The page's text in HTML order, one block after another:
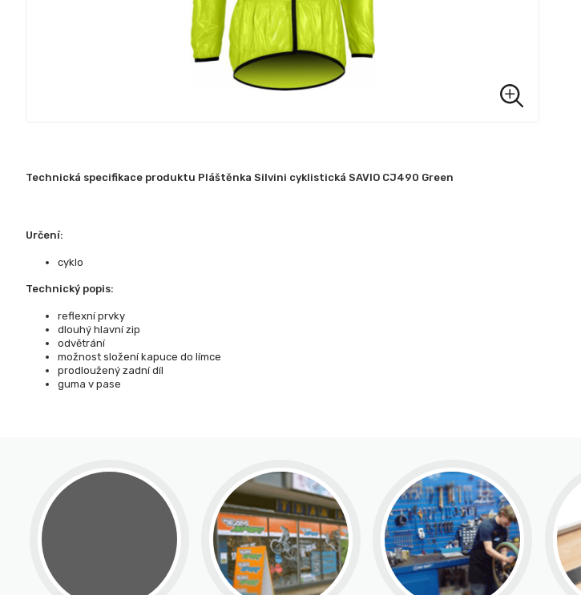
Technická specifikace produktu Pláštěnka Silvini cyklistická SAVIO CJ490 Green
Určení:
cyklo
Technický popis:
reflexní prvky
dlouhý hlavní zip
odvětrání
možnost složení kapuce do límce
prodloužený zadní díl
guma v pase